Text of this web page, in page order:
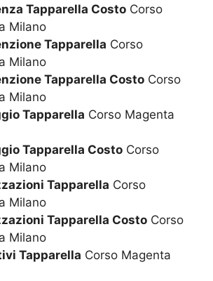
Tapparella Costo Corso
Milano
Tapparella Corso
Milano
Tapparella Costo Corso
Milano
Tapparella Corso Magenta
Tapparella Costo Corso
Milano
Tapparella Corso
Milano
Tapparella Costo Corso
Milano
Tapparella Corso Magenta